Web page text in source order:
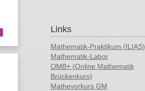
Links
Mathematik-Praktikum (ILIAS)
Mathematik-Labor
OMB+ (Online Mathematik
Brückenkurs)
Mathevorkurs GM